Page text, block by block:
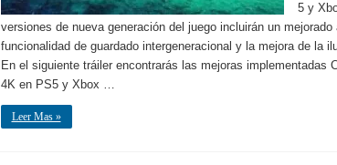
5 y
versiones de nueva generación del juego incluirán un
funcionalidad de guardado intergeneracional y la mejora de la
En el siguiente tráiler encontrarás las mejoras implementadas
4K en PS5 y Xbox …
Leer Mas »